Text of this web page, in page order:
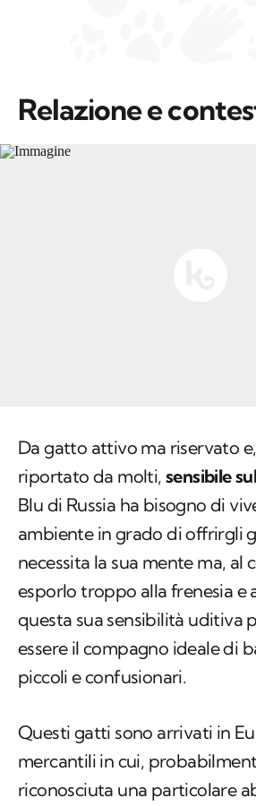
Relazione e
Da gatto attivo ma riservato
riportato da molti, sensibile
Blu di Russia ha bisogno di
ambiente in grado di offrirgli
necessita la sua mente ma, al
esporlo troppo alla frenesia e
questa sua sensibilità uditiva
essere il compagno ideale di
piccoli e confusionari.
Questi gatti sono arrivati in
mercantili in cui,
riconosciuta una particolare